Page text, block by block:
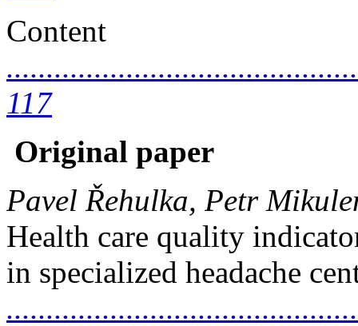
Content
117
Original paper
Pavel Řehulka, Petr
Health care quality
in specialized headache